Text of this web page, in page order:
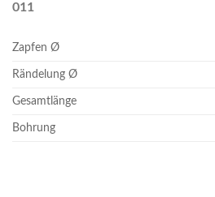
011
Zapfen Ø
Rändelung Ø
Gesamtlänge
Bohrung